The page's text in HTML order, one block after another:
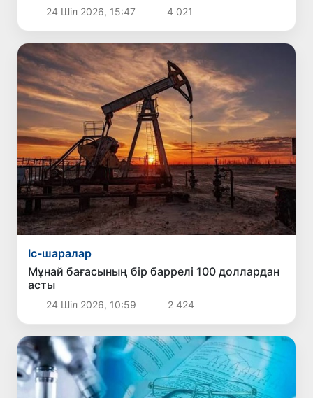
24 Шіл 2026, 15:47 4 021
Іс-шаралар
Мұнай бағасының бір баррелі 100 доллардан
асты
24 Шіл 2026, 10:59 2 424